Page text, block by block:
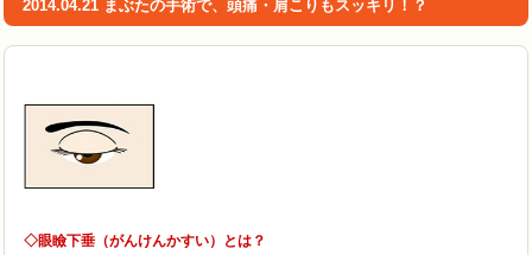
2014.04.21 まぶたの手術で、頭痛・肩こりもスッキリ！？
◇眼瞼下垂（がんけんかすい）とは？